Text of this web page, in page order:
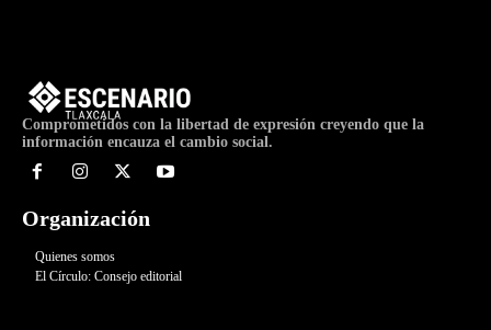
Comprometidos con la libertad de expresión creyendo que la
información encauza el cambio social.
Organización
Quienes somos
El Círculo: Consejo editorial